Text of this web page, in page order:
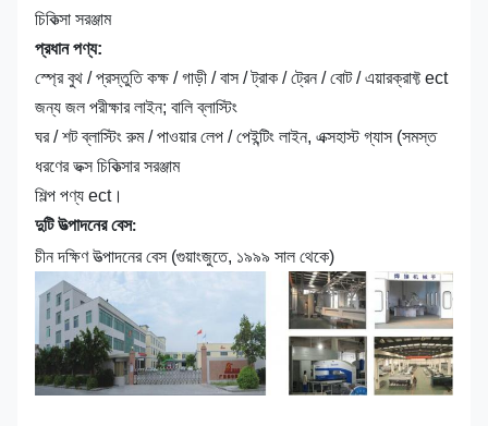
চিকিত্সা সরঞ্জাম
প্রধান পণ্য:
স্প্রে বুথ / প্রস্তুতি কক্ষ / গাড়ী / বাস / ট্রাক / ট্রেন / বোট / এয়ারক্রাফ্ট ect
জন্য জল পরীক্ষার লাইন; বালি ব্লাস্টিং
ঘর / শট ব্লাস্টিং রুম / পাওয়ার লেপ / পেইন্টিং লাইন, এক্সহাস্ট গ্যাস (সমস্ত
ধরণের ভক্স চিকিত্সার সরঞ্জাম
শিল্প পণ্য ect।
দুটি উত্পাদনের বেস:
চীন দক্ষিণ উত্পাদনের বেস (গুয়াংজুতে, ১৯৯৯ সাল থেকে)